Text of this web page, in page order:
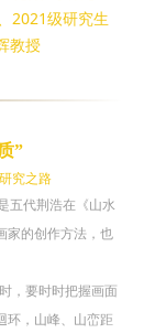
2021级研究生
教授
”
究之路
五代荆浩在 《山水
家的创作方法 ， 也
， 要时时把握画面
环 ， 山峰、山峦距